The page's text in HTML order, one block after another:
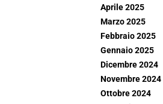
Aprile 2025
Marzo 2025
Febbraio 2025
Gennaio 2025
Dicembre 2024
Novembre 2024
Ottobre 2024